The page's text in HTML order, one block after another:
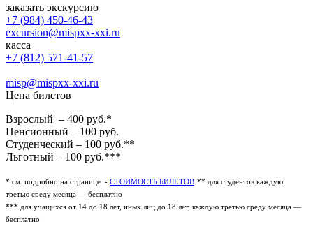
заказать экскурсию
+7 (984) 450-46-43
excursion@mispxx-xxi.ru
касса
+7 (812) 571-41-57
misp@mispxx-xxi.ru
Цена билетов
Взрослый – 400 руб.*
Пенсионный – 100 руб.
Студенческий – 100 руб.**
Льготный – 100 руб.***
* см. подробно на странице - СТОИМОСТЬ БИЛЕТОВ ** для студентов каждую
третью среду месяца — бесплатно
*** для учащихся от 14 до 18 лет, иных лиц до 18 лет, каждую третью среду месяца —
бесплатно